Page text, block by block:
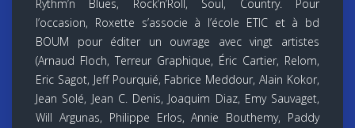
Rythm’n Blues, Rock’n’Roll, Soul, Country. Pour
l’occasion, Roxette s’associe à l’école ETIC et à bd
BOUM pour éditer un ouvrage avec vingt artistes
(Arnaud Floch, Terreur Graphique, Éric Cartier, Relom,
Eric Sagot, Jeff Pourquié, Fabrice Meddour, Alain Kokor,
Jean Solé, Jean C. Denis, Joaquim Diaz, Emy Sauvaget,
Will Argunas, Philippe Erlos, Annie Bouthemy, Paddy